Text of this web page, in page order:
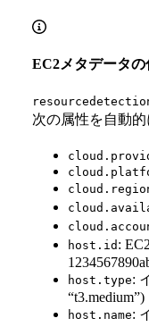
EC2メタデータの
次の属性を自動的
host.id :
host.type:
“t3.medium”)
host.name: